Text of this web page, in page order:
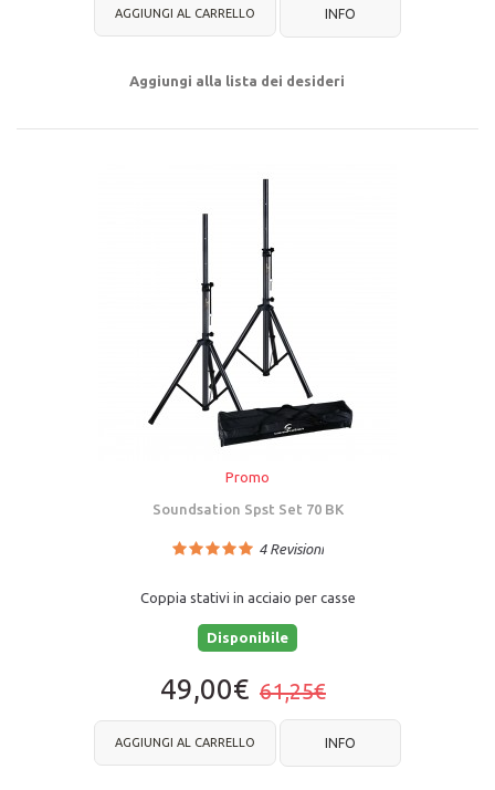
AGGIUNGI AL CARRELLO INFO
Aggiungi alla lista dei desideri
Promo
Soundsation Spst Set 70 BK
4Revisioni
Coppia stativi in acciaio per casse
Disponibile
49,00€ 61,25€
AGGIUNGI AL CARRELLO INFO